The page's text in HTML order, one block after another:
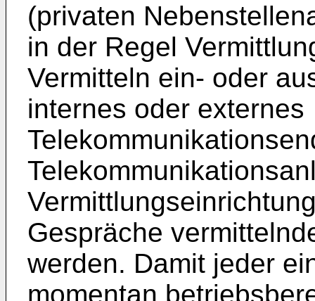
(privaten
in der Regel
Vermitteln ein- oder
internes oder externes
Gespräche
werden. Damit jeder
momentan